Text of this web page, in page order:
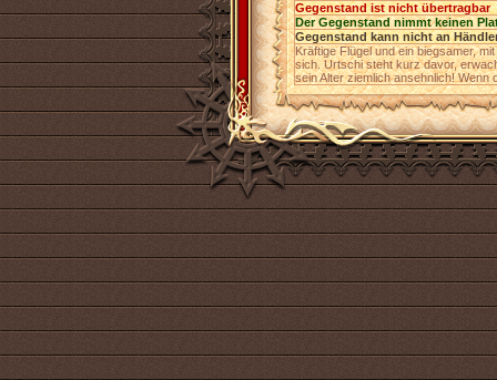
Gegenstand ist nicht übertragbar
Der Gegenstand nimmt keinen
Gegenstand kann nicht an
Kräftige Flügel und ein biegsamer,
sich. Urtschi steht kurz davor,
sein Alter ziemlich ansehnlich! Wenn